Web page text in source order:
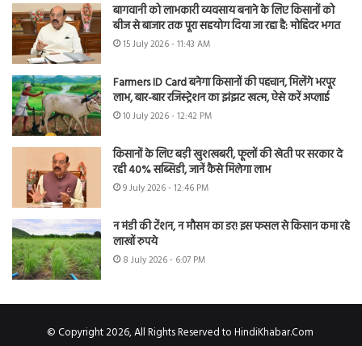
बागवानी को लाभकारी व्यवसाय बनाने के लिए किसानों को
बीज से बाजार तक पूरा सहयोग दिया जा रहा है: मोहिंदर भगत
15 July 2026 - 11:43 AM
Farmers ID Card बनेगा किसानों की पहचान, मिलेंगे भरपूर
लाभ, बार-बार रजिस्ट्रेशन का झंझट खत्म, ऐसे करें अप्लाई
10 July 2026 - 12:42 PM
किसानों के लिए बड़ी खुशखबरी, फूलों की खेती पर सरकार दे
रही 40% सब्सिडी, जानें कैसे मिलेगा लाभ
9 July 2026 - 12:46 PM
न मंडी की टेंशन, न मौसम का डर! इस फसल से किसान कमा रहे
लाखों रुपये
8 July 2026 - 6:07 PM
© Copyright 2026, All Rights Reserved to HindiKhabar.Com